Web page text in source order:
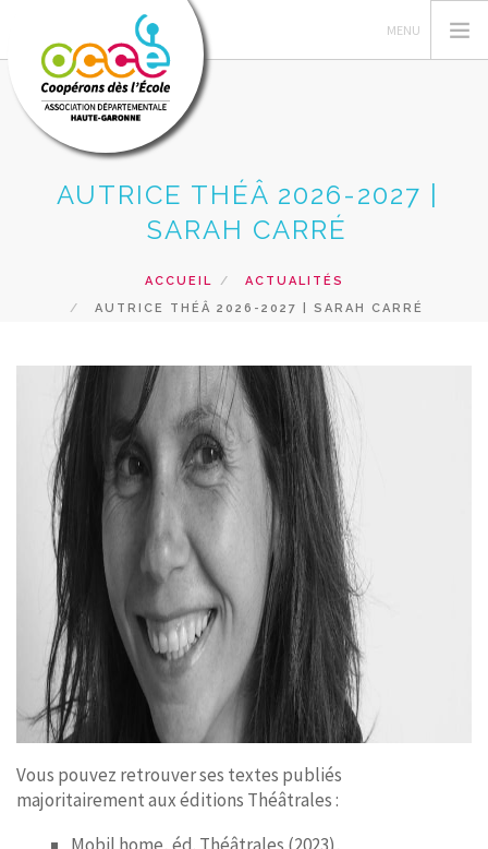
L'OCCE
GERER SA COOPERATIVE
RESSOURCES PEDAGOGIQUES
PRETS ET SERVICES
RECHERCHER
CONTACT
AUTRICE THÉÂ 2026-2027 |
SARAH CARRÉ
ACCUEIL
ACTUALITÉS
AUTRICE THÉÂ 2026-2027 | SARAH CARRÉ
Vous pouvez retrouver ses textes publiés
majoritairement aux éditions Théâtrales :